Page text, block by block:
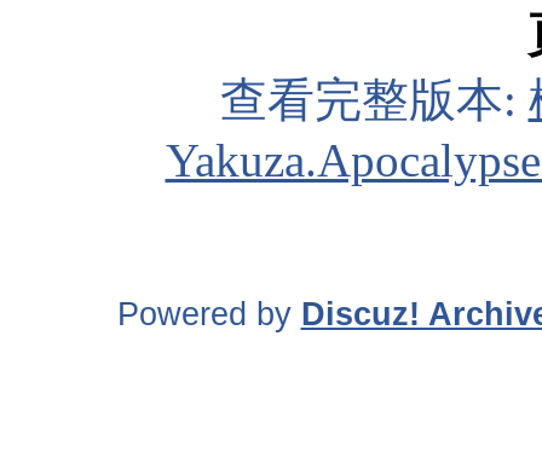
查看完整版本:
Powered by Discuz!